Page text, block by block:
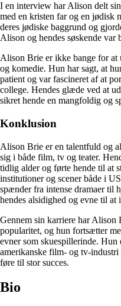
I en interview har Alison delt
med en kristen far og en jødisk
deres jødiske baggrund og
Alison og hendes søskende var
Alison Brie er ikke bange for at
og komedie. Hun har sagt, at
patient og var fascineret af at
college. Hendes glæde ved at
sikret hende en mangfoldig og
Konklusion
Alison Brie er en talentfuld og
sig i både film, tv og teater.
tidlig alder og førte hende til at
institutioner og scener både i
spænder fra intense dramaer til
hendes alsidighed og evne til at
Gennem sin karriere har Alison
popularitet, og hun fortsætter
evner som skuespillerinde. Hun
amerikanske film- og tv-industri
føre til stor succes.
Bio